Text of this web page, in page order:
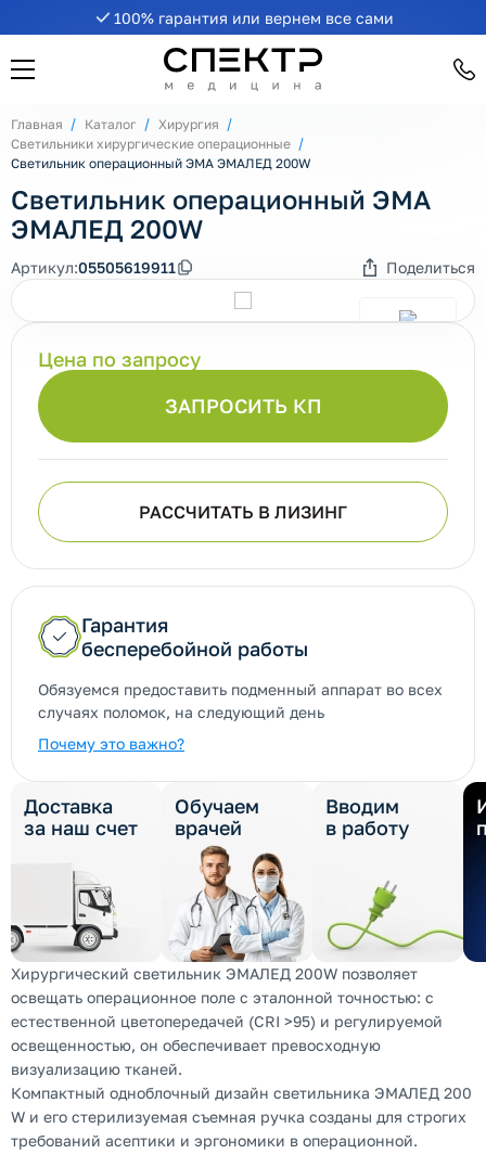
100% гарантия или вернем все сами
Главная Каталог
Хирургия
Светильники хирургические операционные
Светильник операционный ЭМА ЭМАЛЕД 200W
Светильник операционный ЭМА
ЭМАЛЕД 200W
Артикул:05505619911 Поделиться
ЗАПРОСИТЬ КП
Цена по запросу
РАССЧИТАТЬ В ЛИЗИНГ
Гарантия
бесперебойной работы
Обязуемся предоставить подменный аппарат во всех
случаях поломок, на следующий день
Почему это важно?
Доставка
за наш счет
Обучаем
врачей
Вводим
в работу
Хирургический светильник ЭМАЛЕД 200W позволяет
освещать операционное поле с эталонной точностью: с
естественной цветопередачей (CRI >95) и регулируемой
освещенностью, он обеспечивает превосходную
визуализацию тканей.
Компактный одноблочный дизайн светильника ЭМАЛЕД 200
W и его стерилизуемая съемная ручка созданы для строгих
требований асептики и эргономики в операционной.